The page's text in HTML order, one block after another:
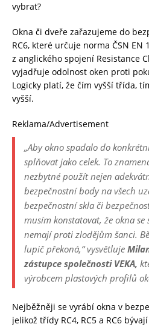
vybrat?
Okna či dveře zařazujeme do
RC6, které určuje norma ČSN EN
z anglického spojení Resistance
vyjadřuje odolnost oken proti
Logicky platí, že čím vyšší třída,
vyšší.
Reklama/Advertisement
„Aby okno spadalo do
splňovat jako celek. To
nezbytné použít nejen
bezpečnostní body na všech
bezpečnostní skla či
musím konstatovat, že okna
nemají proti zlodějům šanci.
lupič překoná,“vysvětluje
zástupce společnosti VEKA,
výrobcem plastových profilů
Nejběžněji se vyrábí okna v
jelikož třídy RC4, RC5 a RC6